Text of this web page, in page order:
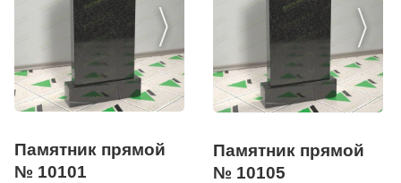
Памятник прямой
№ 10101
Памятник прямой
№ 10105